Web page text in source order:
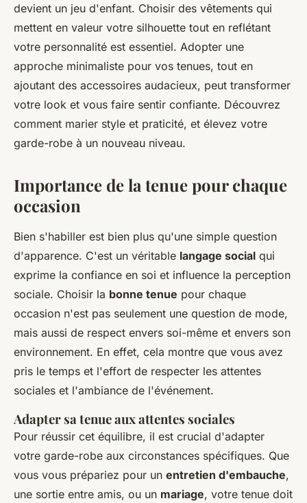
devient un jeu d'enfant. Choisir des vêtements qui
mettent en valeur votre silhouette tout en reflétant
votre personnalité est essentiel. Adopter une
approche minimaliste pour vos tenues, tout en
ajoutant des accessoires audacieux, peut transformer
votre look et vous faire sentir confiante. Découvrez
comment marier style et praticité, et élevez votre
garde-robe à un nouveau niveau.
Importance de la tenue pour chaque
occasion
Bien s'habiller est bien plus qu'une simple question
d'apparence. C'est un véritable langage social qui
exprime la confiance en soi et influence la perception
sociale. Choisir la bonne tenue pour chaque
occasion n'est pas seulement une question de mode,
mais aussi de respect envers soi-même et envers son
environnement. En effet, cela montre que vous avez
pris le temps et l'effort de respecter les attentes
sociales et l'ambiance de l'événement.
Adapter sa tenue aux attentes sociales
Pour réussir cet équilibre, il est crucial d'adapter
votre garde-robe aux circonstances spécifiques. Que
vous vous prépariez pour un entretien d'embauche,
une sortie entre amis, ou un mariage, votre tenue doit